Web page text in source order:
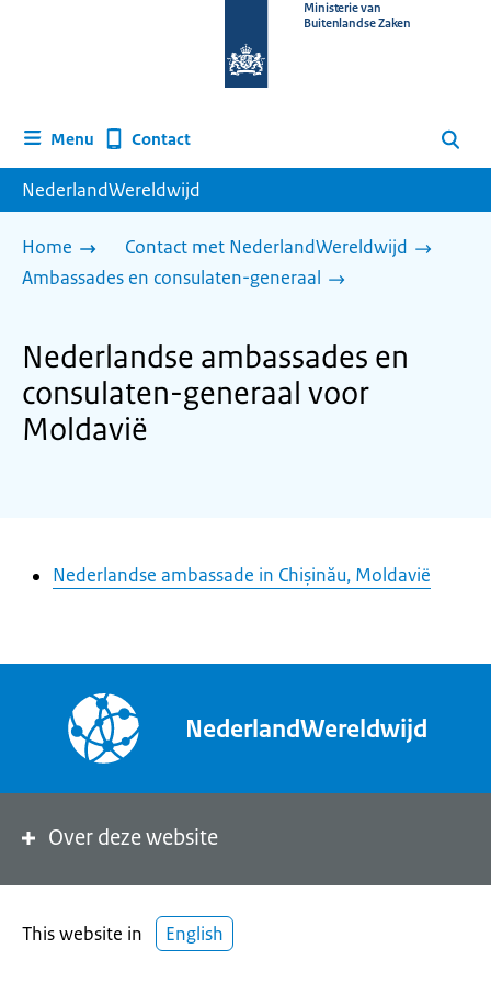
homepage
Ministerie van
Buitenlandse Zaken
Menu Contact Zoeken
NederlandWereldwijd
Home
Contact met NederlandWereldwijd
Ambassades en consulaten-generaal
Nederlandse ambassades en
consulaten-generaal voor
Moldavië
Nederlandse ambassade in Chișinău, Moldavië
NederlandWereldwijd
Over deze website
This website in English